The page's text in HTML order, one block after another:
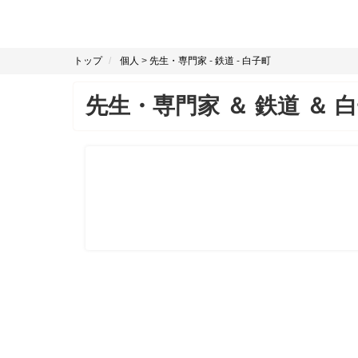
トップ 個人 > 先生・専門家 - 鉄道 - 白子町
先生・専門家 ＆ 鉄道 ＆